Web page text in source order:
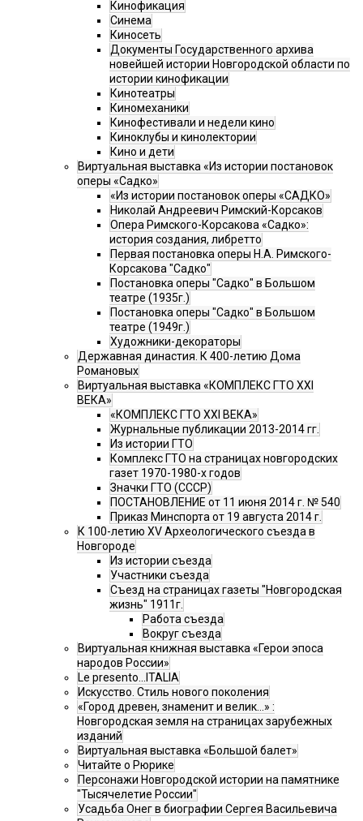
Кинофикация
Синема
Киносеть
Документы Государственного архива
новейшей истории Новгородской области по
истории кинофикации
Кинотеатры
Киномеханики
Кинофестивали и недели кино
Киноклубы и кинолектории
Кино и дети
Виртуальная выставка «Из истории постановок
оперы «Садко»
«Из истории постановок оперы «САДКО»
Николай Андреевич Римский-Корсаков
Опера Римского-Корсакова «Садко»:
история создания, либретто
Первая постановка оперы Н.А. Римского-
Корсакова "Садко"
Постановка оперы "Садко" в Большом
театре (1935г.)
Постановка оперы "Садко" в Большом
театре (1949г.)
Художники-декораторы
Державная династия. К 400-летию Дома
Романовых
Виртуальная выставка «КОМПЛЕКС ГТО XXI
ВЕКА»
«КОМПЛЕКС ГТО XXI ВЕКА»
Журнальные публикации 2013-2014 гг.
Из истории ГТО
Комплекс ГТО на страницах новгородских
газет 1970-1980-х годов
Значки ГТО (СССР)
ПОСТАНОВЛЕНИЕ от 11 июня 2014 г. № 540
Приказ Минспорта от 19 августа 2014 г.
К 100-летию XV Археологического съезда в
Новгороде
Из истории съезда
Участники съезда
Cъезд на страницах газеты "Новгородская
жизнь" 1911г.
Работа съезда
Вокруг съезда
Виртуальная книжная выставка «Герои эпоса
народов России»
Le presento...ITALIA
Искусство. Стиль нового поколения
«Город древен, знаменит и велик…» :
Новгородская земля на страницах зарубежных
изданий
Виртуальная выставка «Большой балет»
Читайте о Рюрике
Персонажи Новгородской истории на памятнике
"Тысячелетие России"
Усадьба Онег в биографии Сергея Васильевича